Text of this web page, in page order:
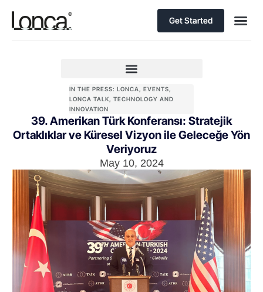
Get Started
IN THE PRESS: LONCA,EVENTS,
LONCA TALK,TECHNOLOGY AND
INNOVATION
39. Amerikan Türk Konferansı: Stratejik
Ortaklıklar ve Küresel Vizyon ile Geleceğe Yön
Veriyoruz
May 10, 2024